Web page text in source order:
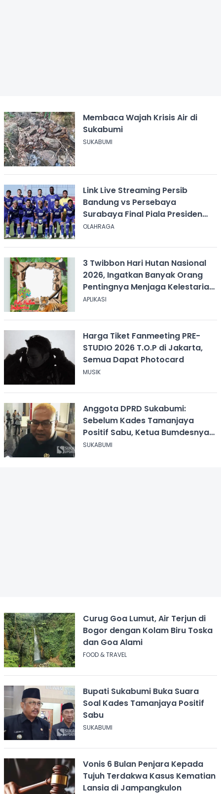
Membaca Wajah Krisis Air di
Sukabumi
SUKABUMI
Link Live Streaming Persib
Bandung vs Persebaya
Surabaya Final Piala Presiden
2026, Kick-off Pukul 20.00 WIB
OLAHRAGA
3 Twibbon Hari Hutan Nasional
2026, Ingatkan Banyak Orang
Pentingnya Menjaga Kelestarian
Hutan
APLIKASI
Harga Tiket Fanmeeting PRE-
STUDIO 2026 T.O.P di Jakarta,
Semua Dapat Photocard
MUSIK
Anggota DPRD Sukabumi:
Sebelum Kades Tamanjaya
Positif Sabu, Ketua Bumdesnya
Juga Terjerat Dugaan Narkoba
SUKABUMI
Curug Goa Lumut, Air Terjun di
Bogor dengan Kolam Biru Toska
dan Goa Alami
FOOD & TRAVEL
Bupati Sukabumi Buka Suara
Soal Kades Tamanjaya Positif
Sabu
SUKABUMI
Vonis 6 Bulan Penjara Kepada
Tujuh Terdakwa Kasus Kematian
Lansia di Jampangkulon